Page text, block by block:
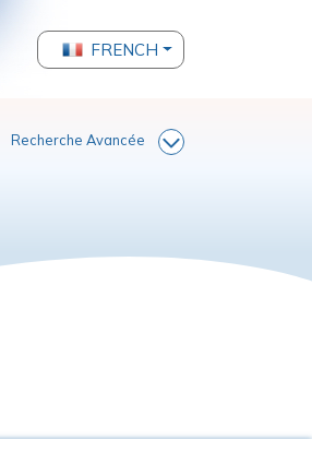
FRENCH
Recherche Avancée